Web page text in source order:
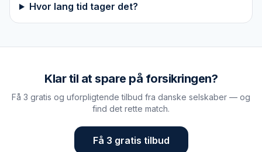
Hvor lang tid tager det?
Klar til at spare på forsikringen?
Få 3 gratis og uforpligtende tilbud fra danske selskaber — og
find det rette match.
Få 3 gratis tilbud